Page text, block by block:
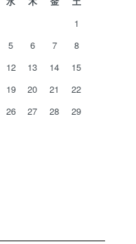
1
5 6 7
8
12 13 14
15
19 20 21
22
26 27 28
29